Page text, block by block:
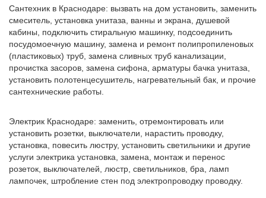
Сантехник в Краснодаре: вызвать на дом установить, заменить
смеситель, установка унитаза, ванны и экрана, душевой
кабины, подключить стиральную машинку, подсоединить
посудомоечную машину, замена и ремонт полипропиленовых
(пластиковых) труб, замена сливных труб канализации,
прочистка засоров, замена сифона, арматуры бачка унитаза,
установить полотенцесушитель, нагревательный бак, и прочие
сантехнические работы.
Электрик Краснодаре: заменить, отремонтировать или
установить розетки, выключатели, нарастить проводку,
установка, повесить люстру, установить светильники и другие
услуги электрика установка, замена, монтаж и перенос
розеток, выключателей, люстр, светильников, бра, ламп
лампочек, штробление стен под электропроводку проводку.